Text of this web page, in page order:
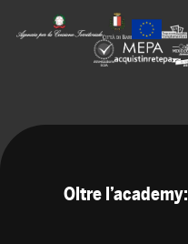
Oltre